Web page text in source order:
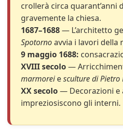
crollerà circa quarant’anni
gravemente la chiesa.
1687–1688— L’architetto
Spotornoavvia i lavori della
9 maggio 1688:
XVIII secolo—
marmoreiesculture di Pietro
XX secolo— Decorazioni e
impreziosiscono gli interni.